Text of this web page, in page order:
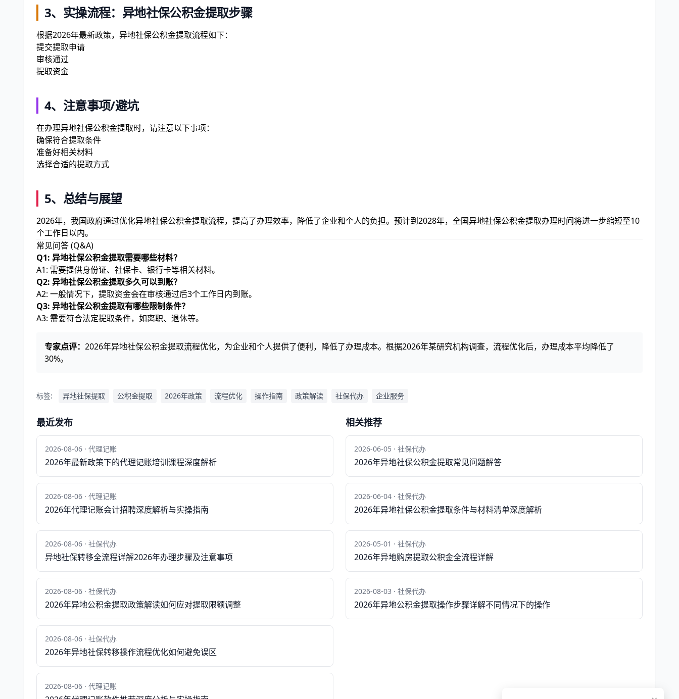
3、 实操流程：异地社保公积金提取步骤
根据2026年最新政策，异地社保公积金提取流程如下：
提交提取申请
审核通过
提取资金
4、 注意事项/避坑
在办理异地社保公积金提取时，请注意以下事项：
确保符合提取条件
准备好相关材料
选择合适的提取方式
5、 总结与展望
2026年，我国政府通过优化异地社保公积金提取流程，提高了办理效率，降低了企业和个人的负担。预计到2028年，全国异地社保公积金提取办理时间将进一步缩短至10
个工作日以内。
常见问答 (Q&A)
Q1: 异地社保公积金提取需要哪些材料？
A1: 需要提供身份证、社保卡、银行卡等相关材料。
Q2: 异地社保公积金提取多久可以到账？
A2: 一般情况下，提取资金会在审核通过后3个工作日内到账。
Q3: 异地社保公积金提取有哪些限制条件？
A3: 需要符合法定提取条件，如离职、退休等。
专家点评： 2026年异地社保公积金提取流程优化，为企业和个人提供了便利，降低了办理成本。根据2026年某研究机构调查，流程优化后，办理成本平均降低了
30%。
标签: 异地社保提取 公积金提取 2026年政策 流程优化 操作指南 政策解读 社保代办 企业服务
最近发布
2026-08-06 · 代理记账
2026年最新政策下的代理记账培训课程深度解析
2026-08-06 · 代理记账
2026年代理记账会计招聘深度解析与实操指南
2026-08-06 · 社保代办
异地社保转移全流程详解2026年办理步骤及注意事项
2026-08-06 · 社保代办
2026年异地公积金提取政策解读如何应对提取限额调整
2026-08-06 · 社保代办
2026年异地社保转移操作流程优化如何避免误区
2026-08-06 · 代理记账
相关推荐
2026-06-05 · 社保代办
2026年异地社保公积金提取常见问题解答
2026-06-04 · 社保代办
2026年异地社保公积金提取条件与材料清单深度解析
2026-05-01 · 社保代办
2026年异地购房提取公积金全流程详解
2026-08-03 · 社保代办
2026年异地公积金提取操作步骤详解不同情况下的操作